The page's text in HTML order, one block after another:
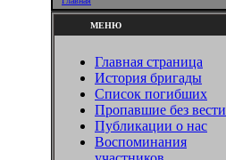
МЕНЮ
Главная страница
История бригады
Список погибших
Пропавшие без вести
Публикации о нас
Воспоминания